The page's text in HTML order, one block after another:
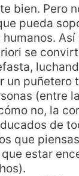
bien. Pero
pueda
se
un puñetero
(entre
no, la
de
que
estar